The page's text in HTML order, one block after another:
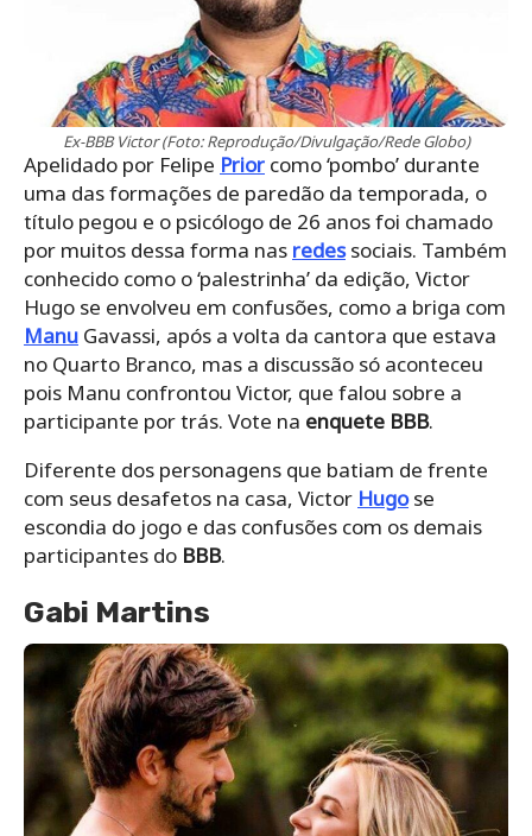
Ex-BBB Victor (Foto: Reprodução/Divulgação/Rede Globo)
Apelidado por Felipe Prior como ‘pombo’ durante
uma das formações de paredão da temporada, o
título pegou e o psicólogo de 26 anos foi chamado
por muitos dessa forma nas redessociais. Também
conhecido como o ‘palestrinha’ da edição, Victor
Hugo se envolveu em confusões, como a briga com
Manu Gavassi, após a volta da cantora que estava
no Quarto Branco, mas a discussão só aconteceu
pois Manu confrontou Victor, que falou sobre a
participante por trás. Vote na enquete BBB.
Diferente dos personagens que batiam de frente
com seus desafetos na casa, Victor Hugose
escondia do jogo e das confusões com os demais
participantes do BBB.
Gabi Martins